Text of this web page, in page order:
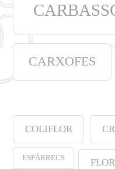
CARXOFES
COLIFLOR
ESPÀRRECS